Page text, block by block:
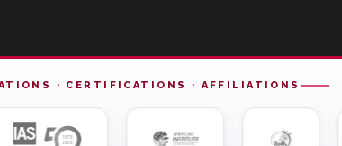
· CERTIFICATIONS · AFFILIATIONS